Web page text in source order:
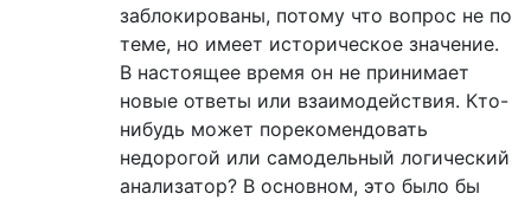
заблокированы, потому что вопрос не по
теме, но имеет историческое значение.
В настоящее время он не принимает
новые ответы или взаимодействия. Кто-
нибудь может порекомендовать
недорогой или самодельный логический
анализатор? В основном, это было бы